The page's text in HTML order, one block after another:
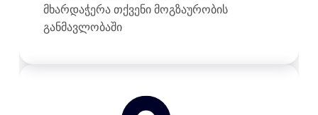
მხარდაჭერა თქვენი მოგზაურობის
განმავლობაში